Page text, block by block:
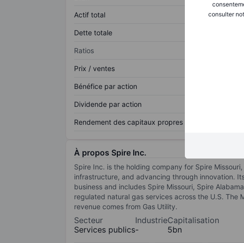
consulter
Actif total
Dette totale
Ratios
Prix / ventes
Bénéfice par action
Dividende par action
Rendement des capitaux propres
À propos Spire Inc.
Spire Inc. is the holding company for Spire
infrastructure, and advancing through innovation.
business and includes Spire Missouri, Spire
regulated natural gas services across the U.S. The
revenue comes from Gas Utility.
Secteur
Services publics
Industrie
-
Capitalisation
5bn